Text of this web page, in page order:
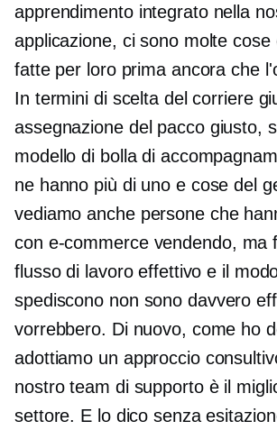
apprendimento integrato nella
applicazione, ci sono molte cose
fatte per loro prima ancora che
In termini di scelta del corriere
assegnazione del pacco giusto,
modello di bolla di
ne hanno più di uno e cose del
vediamo anche persone che
con e-commercevendendo, ma
flusso di lavoro effettivo e il
spediscono non sono davvero
vorrebbero. Di nuovo, come ho
adottiamo un approccio
nostro team di supporto è il
settore. E lo dico senza